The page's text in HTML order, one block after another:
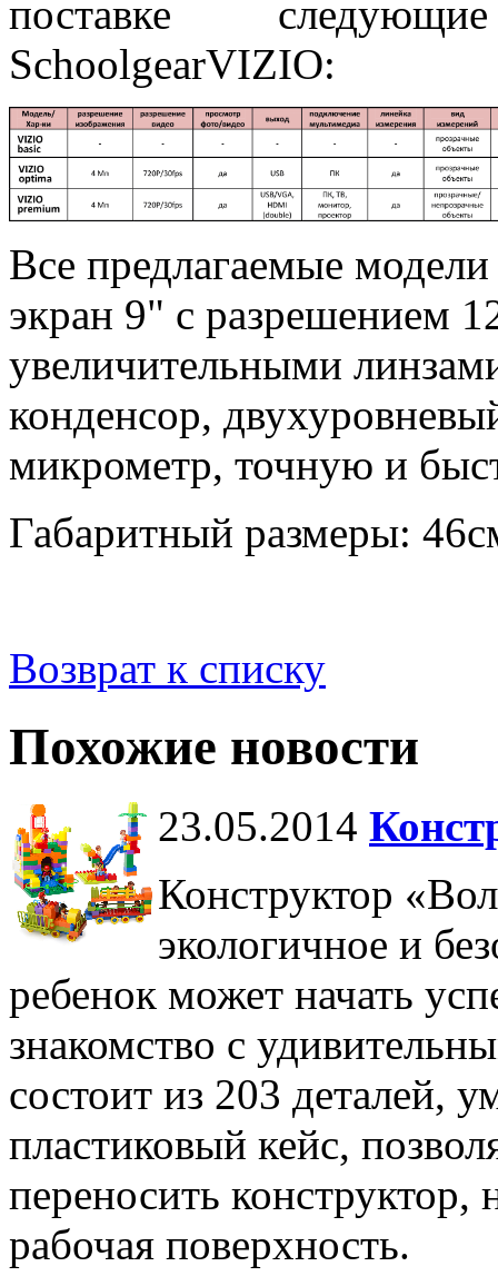
поставке
SchoolgearVIZIO:
Все предлагаемые
экран 9" с разрешением
увеличительными
конденсор,
микрометр, точную и
Габаритный размеры:
Возврат к списку
Похожие новости
23.05.2014
Конструктор
экологичное и
ребенок может начать
знакомство с
состоит из 203 деталей,
пластиковый кейс,
переносить
рабочая поверхность.